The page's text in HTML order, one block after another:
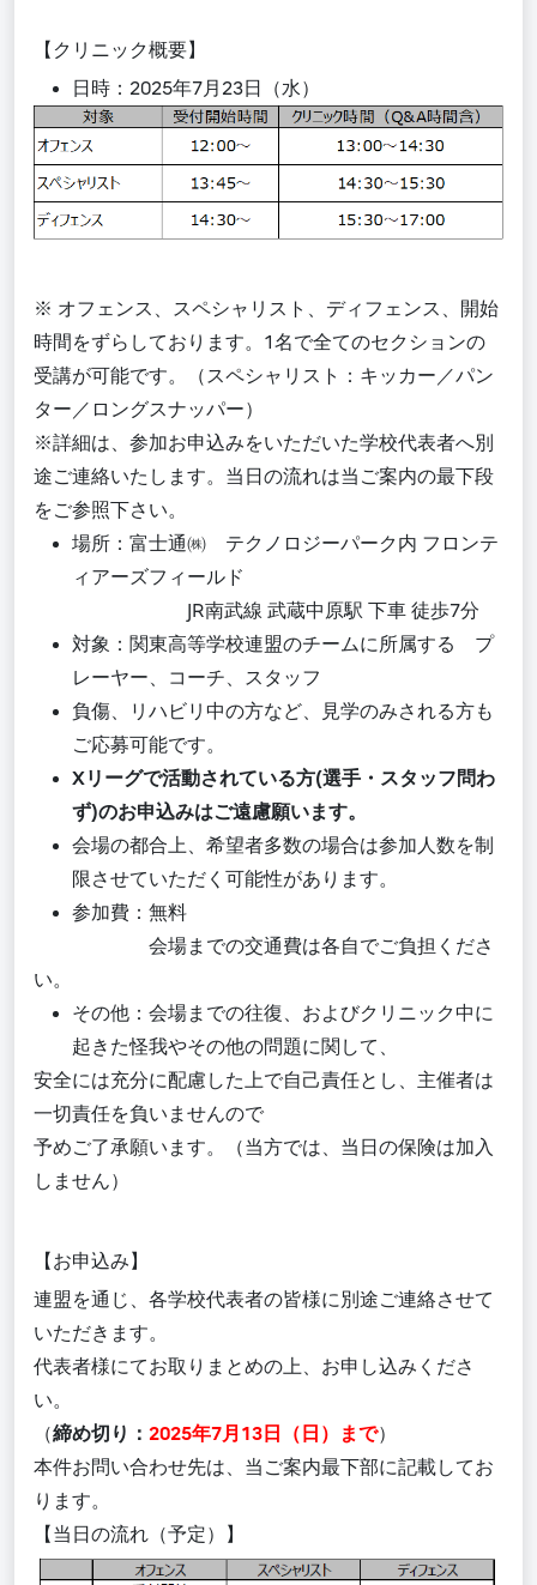
【クリニック概要】
日時：2025年7月23日（水）
※ オフェンス、スペシャリスト、ディフェンス、開始
時間をずらしております。1名で全てのセクションの
受講が可能です。（スペシャリスト：キッカー／パン
ター／ロングスナッパー）
※詳細は、参加お申込みをいただいた学校代表者へ別
途ご連絡いたします。当日の流れは当ご案内の最下段
をご参照下さい。
場所：富士通㈱ テクノロジーパーク内 フロンテ
ィアーズフィールド
JR南武線 武蔵中原駅 下車 徒歩7分
対象：関東高等学校連盟のチームに所属する プ
レーヤー、コーチ、スタッフ
負傷、リハビリ中の方など、見学のみされる方も
ご応募可能です。
Xリーグで活動されている方(選手・スタッフ問わ
ず)のお申込みはご遠慮願います。
会場の都合上、希望者多数の場合は参加人数を制
限させていただく可能性があります。
参加費：無料
会場までの交通費は各自でご負担くださ
い。
その他：会場までの往復、およびクリニック中に
起きた怪我やその他の問題に関して、
安全には充分に配慮した上で自己責任とし、主催者は
一切責任を負いませんので
予めご了承願います。（当方では、当日の保険は加入
しません）
【お申込み】
連盟を通じ、各学校代表者の皆様に別途ご連絡させて
いただきます。
代表者様にてお取りまとめの上、お申し込みくださ
い。
（締め切り： 2025年7月13日（日）まで）
本件お問い合わせ先は、当ご案内最下部に記載してお
ります。
【当日の流れ（予定）】